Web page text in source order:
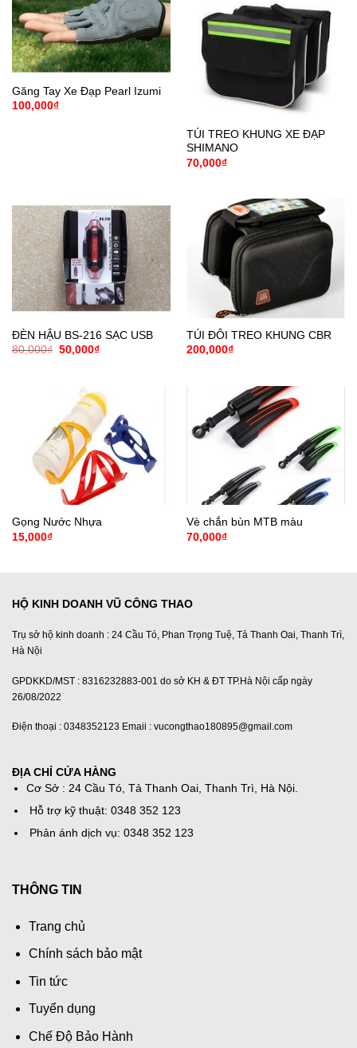
Găng Tay Xe Đạp Pearl Izumi
100,000₫
TÚI TREO KHUNG XE ĐẠP
SHIMANO
70,000₫
ĐÈN HẬU BS-216 SẠC USB
80,000₫ Giá
50,000₫Giá
50,000₫.
TÚI ĐÔI TREO KHUNG CBR
200,000₫
Gọng Nước Nhựa
15,000₫
Vè chắn bùn MTB màu
70,000₫
HỘ KINH DOANH VŨ CÔNG THAO
Trụ sở hộ kinh doanh : 24 Cầu Tó, Phan Trọng Tuệ, Tả Thanh Oai, Thanh Trì,
Hà Nội
GPDKKD/MST : 8316232883-001 do sở KH & ĐT TP.Hà Nội cấp ngày
26/08/2022
Điện thoại : 0348352123 Emaii : vucongthao180895@gmail.com
ĐỊA CHỈ CỬA HÀNG
Cơ Sở : 24 Cầu Tó, Tả Thanh Oai, Thanh Trì, Hà Nội.
Hỗ trợ kỹ thuật: 0348 352 123
Phản ánh dịch vụ: 0348 352 123
THÔNG TIN
Trang chủ
Chính sách bảo mật
Tin tức
Tuyển dụng
Chế Độ Bảo Hành